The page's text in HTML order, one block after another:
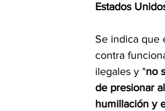
Estados
Se indica que
contra
ilegales y "no
de presionar
humillación y